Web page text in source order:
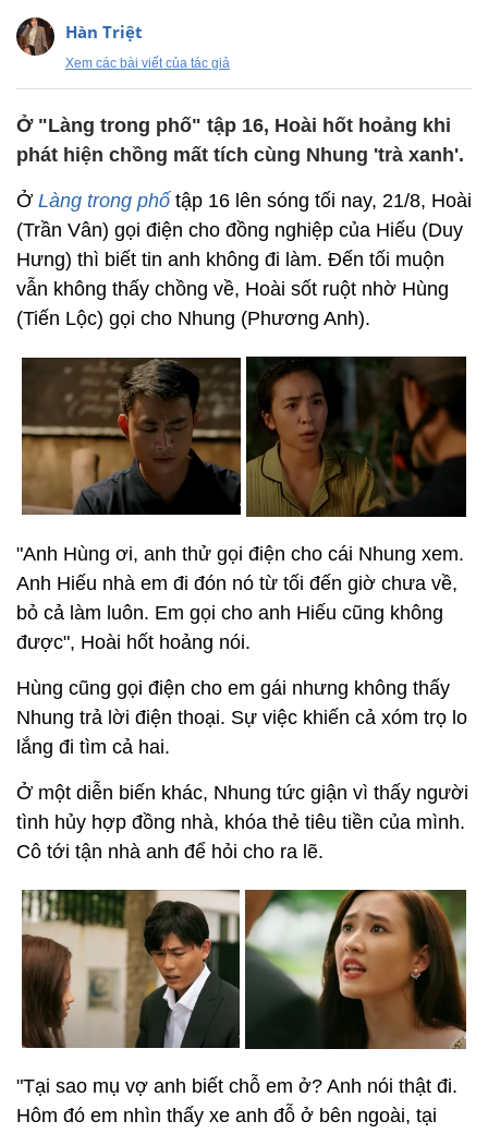
Hàn Triệt
Xem các bài viết của tác giả
Ở "Làng trong phố" tập 16, Hoài hốt hoảng khi
phát hiện chồng mất tích cùng Nhung 'trà xanh'.
Ở Làng trong phố tập 16 lên sóng tối nay, 21/8, Hoài
(Trần Vân) gọi điện cho đồng nghiệp của Hiếu (Duy
Hưng) thì biết tin anh không đi làm. Đến tối muộn
vẫn không thấy chồng về, Hoài sốt ruột nhờ Hùng
(Tiến Lộc) gọi cho Nhung (Phương Anh).
"Anh Hùng ơi, anh thử gọi điện cho cái Nhung xem.
Anh Hiếu nhà em đi đón nó từ tối đến giờ chưa về,
bỏ cả làm luôn. Em gọi cho anh Hiếu cũng không
được", Hoài hốt hoảng nói.
Hùng cũng gọi điện cho em gái nhưng không thấy
Nhung trả lời điện thoại. Sự việc khiến cả xóm trọ lo
lắng đi tìm cả hai.
Ở một diễn biến khác, Nhung tức giận vì thấy người
tình hủy hợp đồng nhà, khóa thẻ tiêu tiền của mình.
Cô tới tận nhà anh để hỏi cho ra lẽ.
"Tại sao mụ vợ anh biết chỗ em ở? Anh nói thật đi.
Hôm đó em nhìn thấy xe anh đỗ ở bên ngoài, tại